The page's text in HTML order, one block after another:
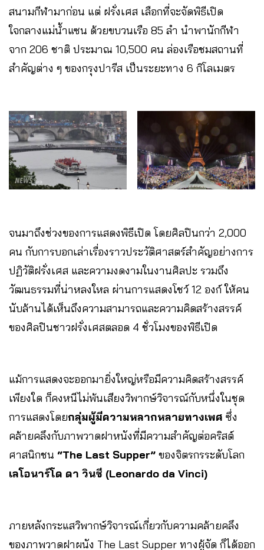
สนามกีฬามาก่อน แต่ ฝรั่งเศส เลือกที่จะจัดพิธีเปิด
ใจกลางแม่น้ำแซน ด้วยขบวนเรือ 85 ลำ นำพานักกีฬา
จาก 206 ชาติ ประมาณ 10,500 คน ล่องเรือชมสถานที่
สำคัญต่าง ๆ ของกรุงปารีส เป็นระยะทาง 6 กิโลเมตร
จนมาถึงช่วงของการแสดงพิธีเปิด โดยศิลปินกว่า 2,000
คน กับการบอกเล่าเรื่องราวประวัติศาสตร์สำคัญอย่างการ
ปฏิวัติฝรั่งเศส และความงดงามในงานศิลปะ รวมถึง
วัฒนธรรมที่น่าหลงใหล ผ่านการแสดงโชว์ 12 องก์ ให้คน
นับล้านได้เห็นถึงความสามารถและความคิดสร้างสรรค์
ของศิลปินชาวฝรั่งเศสตลอด 4 ชั่วโมงของพิธีเปิด
แม้การแสดงจะออกมายิ่งใหญ่หรือมีความคิดสร้างสรรค์
เพียงใด ก็คงหนีไม่พ้นเสียงวิพากษ์วิจารณ์กับหนึ่งในชุด
การแสดงโดยกลุ่มผู้มีความหลากหลายทางเพศ ซึ่ง
คล้ายคลึงกับภาพวาดฝาหนังที่มีความสำคัญต่อคริสต์
ศาสนิกชน “The Last Supper” ของจิตรกรระดับโลก
เลโอนาร์โด ดา วินชี (Leonardo da Vinci)
ภายหลังกระแสวิพากษ์วิจารณ์เกี่ยวกับความคล้ายคลึง
ของภาพวาดฝาผนัง The Last Supper ทางผู้จัด ก็ได้ออก